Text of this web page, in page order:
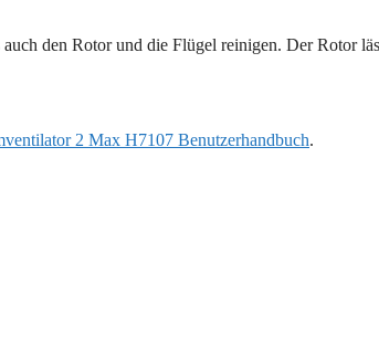
den Rotor und die Flügel reinigen. Der Rotor
2 Max H7107 Benutzerhandbuch.